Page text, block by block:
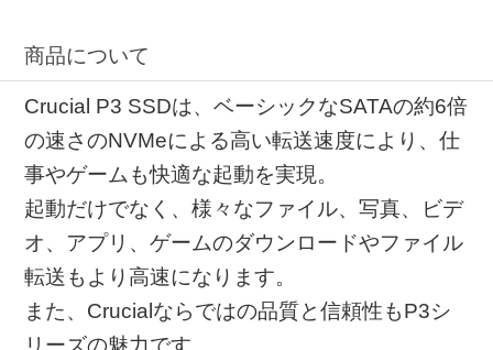
商品について
Crucial P3 SSDは、ベーシックなSATAの約6倍
の速さのNVMeによる高い転送速度により、仕
事やゲームも快適な起動を実現。
起動だけでなく、様々なファイル、写真、ビデ
オ、アプリ、ゲームのダウンロードやファイル
転送もより高速になります。
また、Crucialならではの品質と信頼性もP3シ
リーズの魅力です。